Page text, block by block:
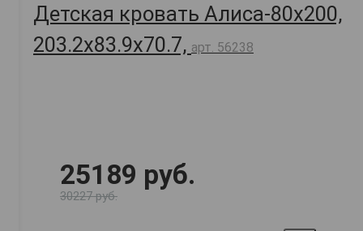
Детская кровать Алиса-80х200,
203.2х83.9х70.7, арт. 56238
25189 руб.
30227 руб.